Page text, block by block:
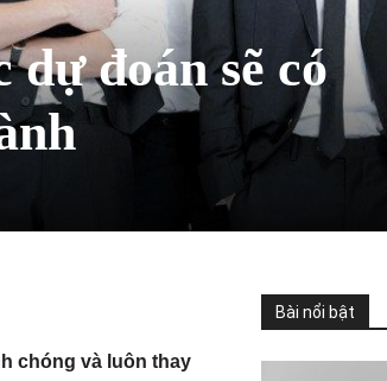
đoán sẽ có
chóng và luôn thay
Bài nổi bật